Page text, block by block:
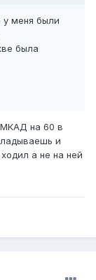
у меня были
была
МКАД на 60 в
и
а не на ней